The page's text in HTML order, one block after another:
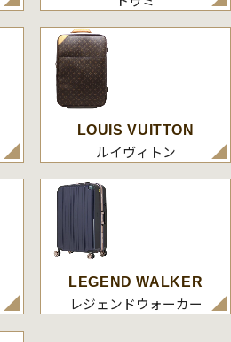
LOUIS VUITTON
ルイヴィトン
LEGEND WALKER
レジェンドウォーカー